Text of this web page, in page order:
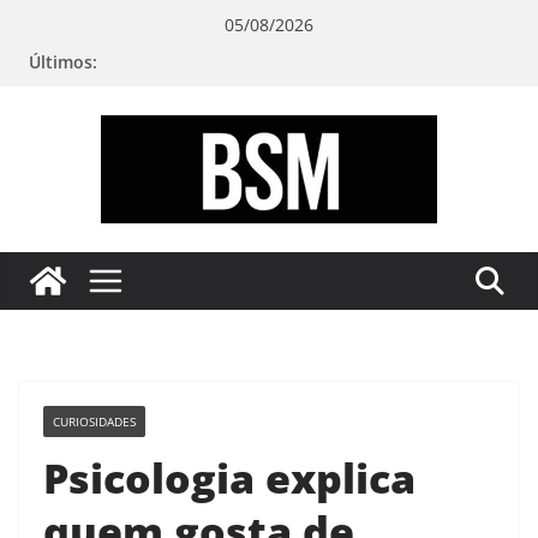
05/08/2026
Últimos:
sua
Mente
CURIOSIDADES
Psicologia explica